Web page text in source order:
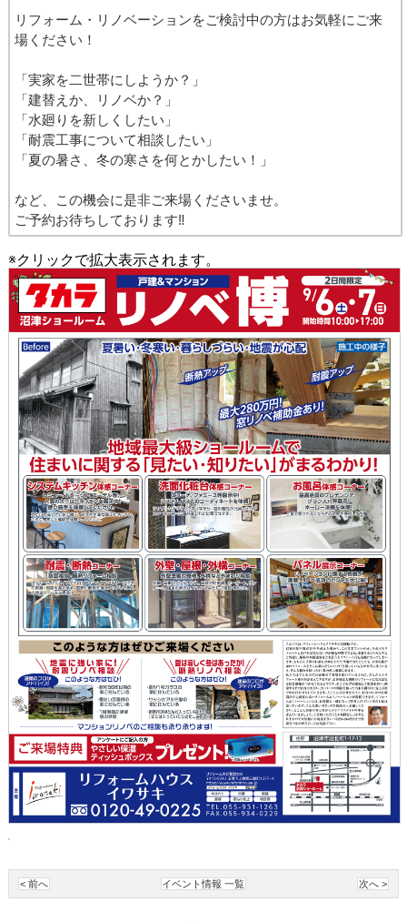
リフォーム・リノベーションをご検討中の方はお気軽にご来
場ください！
「実家を二世帯にしようか？」
「建替えか、リノベか？」
「水廻りを新しくしたい」
「耐震工事について相談したい」
「夏の暑さ、冬の寒さを何とかしたい！」
など、この機会に是非ご来場くださいませ。
ご予約お待ちしております‼
※クリックで拡大表示されます。
< 前へ 次へ >
イベント情報 一覧